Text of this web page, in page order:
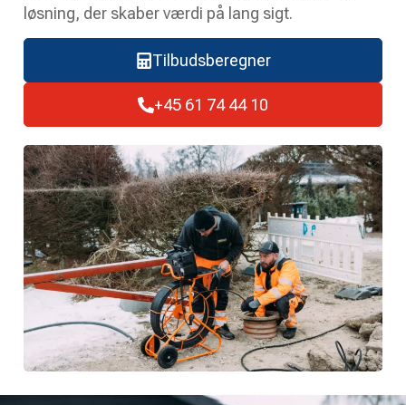
løsning, der skaber værdi på lang sigt.
Tilbudsberegner
+45 61 74 44 10